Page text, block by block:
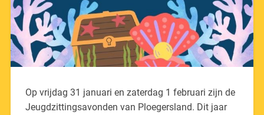
Op vrijdag 31 januari en zaterdag 1 februari zijn de
Jeugdzittingsavonden van Ploegersland. Dit jaar